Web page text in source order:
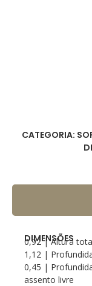
CATEGORIA:
DIMENSÕES
0,92 | Altura
1,12 |
0,45 |
assento livre